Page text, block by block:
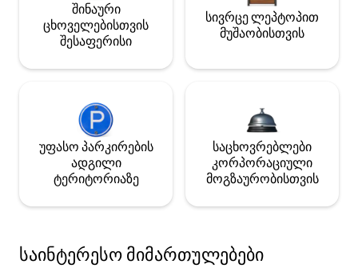
შინაური
ცხოველებისთვის
შესაფერისი
სივრცე ლეპტოპით
მუშაობისთვის
უფასო პარკირების
ადგილი
ტერიტორიაზე
საცხოვრებლები
კორპორაციული
მოგზაურობისთვის
საინტერესო მიმართულებები